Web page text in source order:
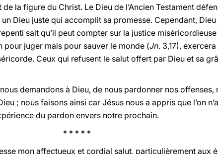
la figure du Christ. Le Dieu de l’Ancien Testament
Dieu juste qui accomplit sa promesse. Cependant,
sait qu’il peut compter sur la justice
pour juger mais pour sauver le monde (Jn. 3,17),
Ceux qui refusent le salut offert par Dieu et sa
demandons à Dieu, de nous pardonner nos offenses,
; nous faisons ainsi car Jésus nous a appris que l’on
du pardon envers notre prochain.
* * * * *
mon affectueux et cordial salut, particulièrement aux